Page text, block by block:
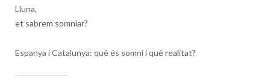
Lluna,
et sabrem somniar?
Espanya i Catalunya: què és somni i què realitat?